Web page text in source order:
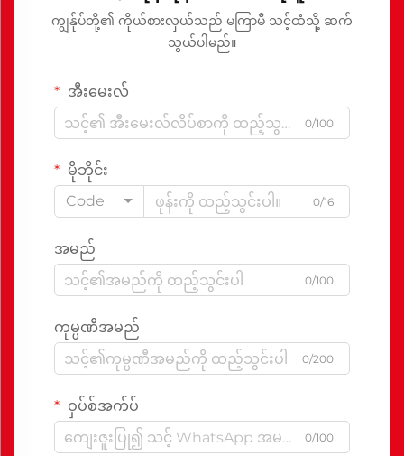
ကျွန်ုပ်တို့၏ ကိုယ်စားလှယ်သည် မကြာမီ သင့်ထံသို့ ဆက်
သွယ်ပါမည်။
အီးမေးလ်
0/100
မိုဘိုင်း
Code
0/16
အမည်
0/100
ကုမ္ပဏီအမည်
0/200
ဝှပ်စ်အက်ပ်
0/100